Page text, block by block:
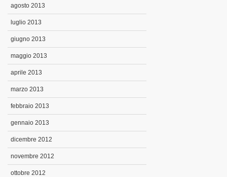
agosto 2013
luglio 2013
giugno 2013
maggio 2013
aprile 2013
marzo 2013
febbraio 2013
gennaio 2013
dicembre 2012
novembre 2012
ottobre 2012